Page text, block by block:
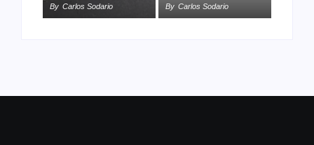
By Carlos Sodario By Carlos Sodario